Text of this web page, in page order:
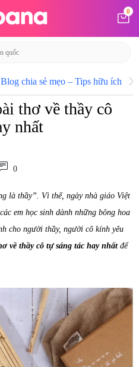
0
chia sẻ mẹo – Tips hữu ích
thơ về thầy cô
nhất
0
là thầy”. Vì thế, ngày nhà giáo Việt
em học sinh dành những bông hoa
cho người thầy, người cô kính yêu
về thầy cô tự sáng tác hay nhất để